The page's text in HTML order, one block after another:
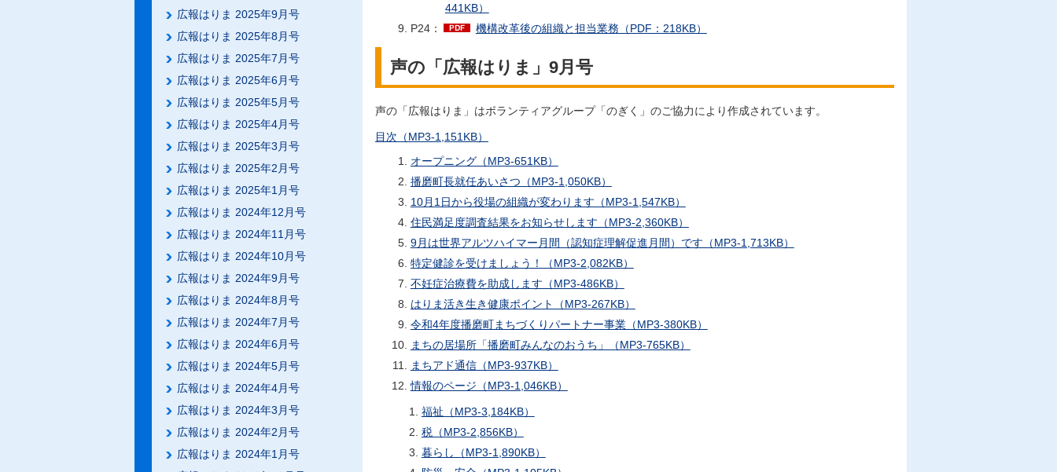
広報はりま 2025年9月号
広報はりま 2025年8月号
広報はりま 2025年7月号
広報はりま 2025年6月号
広報はりま 2025年5月号
広報はりま 2025年4月号
広報はりま 2025年3月号
広報はりま 2025年2月号
広報はりま 2025年1月号
広報はりま 2024年12月号
広報はりま 2024年11月号
広報はりま 2024年10月号
広報はりま 2024年9月号
広報はりま 2024年8月号
広報はりま 2024年7月号
広報はりま 2024年6月号
広報はりま 2024年5月号
広報はりま 2024年4月号
広報はりま 2024年3月号
広報はりま 2024年2月号
広報はりま 2024年1月号
441KB）
P24：
機構改革後の組織と担当業務（PDF：218KB）
声の「広報はりま」9月号
声の「広報はりま」はボランティアグループ「のぎく」のご協力により作成されています。
目次（MP3-1,151KB）
オープニング（MP3-651KB）
播磨町長就任あいさつ（MP3-1,050KB）
10月1日から役場の組織が変わります（MP3-1,547KB）
住民満足度調査結果をお知らせします（MP3-2,360KB）
9月は世界アルツハイマー月間（認知症理解促進月間）です（MP3-1,713KB）
特定健診を受けましょう！（MP3-2,082KB）
不妊症治療費を助成します（MP3-486KB）
はりま活き生き健康ポイント（MP3-267KB）
令和4年度播磨町まちづくりパートナー事業（MP3-380KB）
まちの居場所「播磨町みんなのおうち」（MP3-765KB）
まちアド通信（MP3-937KB）
情報のページ（MP3-1,046KB）
福祉（MP3-3,184KB）
税（MP3-2,856KB）
暮らし（MP3-1,890KB）